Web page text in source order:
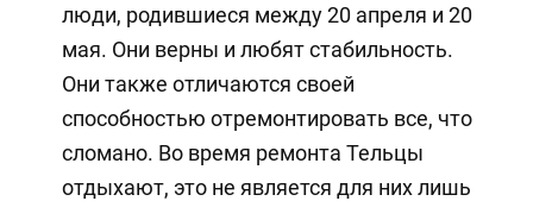
люди, родившиеся между 20 апреля и 20
мая. Они верны и любят стабильность.
Они также отличаются своей
способностью отремонтировать все, что
сломано. Во время ремонта Тельцы
отдыхают, это не является для них лишь